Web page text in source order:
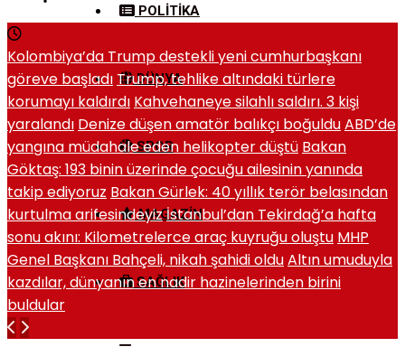
POLITIKA
DÜNYA
SPOR
MAGAZIN
SAĞLIK
Kolombiya’da Trump destekli yeni cumhurbaşkanı
göreve başladı Trump, tehlike altındaki türlere
korumayı kaldırdı Kahvehaneye silahlı saldırı. 3 kişi
yaralandı Denize düşen amatör balıkçı boğulduABD’de
yangına müdahale eden helikopter düştü Bakan
Göktaş: 193 binin üzerinde çocuğu ailesinin yanında
takip ediyoruz Bakan Gürlek: 40 yıllık terör belasından
kurtulma arifesindeyizİstanbul’dan Tekirdağ’a hafta
sonu akını: Kilometrelerce araç kuyruğu oluştu MHP
Genel Başkanı Bahçeli, nikah şahidi olduAltın umuduyla
kazdılar, dünyanın en nadir hazinelerinden birini
buldular